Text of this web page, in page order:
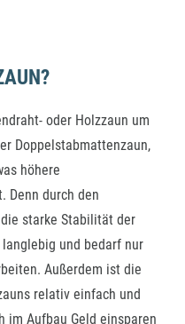
oder Holzzaun um
Doppelstabmattenzaun,
höhere
Denn durch den
starke Stabilität der
und bedarf nur
Außerdem ist die
relativ einfach und
im Aufbau Geld einsparen